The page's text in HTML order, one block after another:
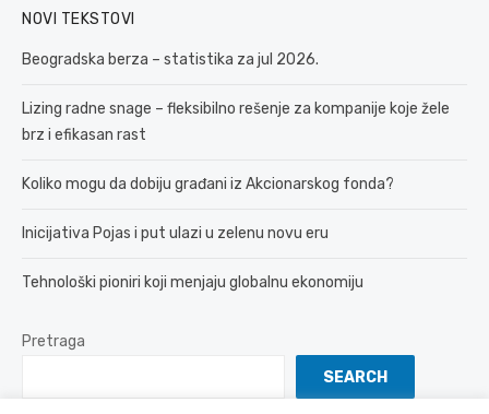
NOVI TEKSTOVI
Beogradska berza – statistika za jul 2026.
Lizing radne snage – fleksibilno rešenje za kompanije koje žele
brz i efikasan rast
Koliko mogu da dobiju građani iz Akcionarskog fonda?
Inicijativa Pojas i put ulazi u zelenu novu eru
Tehnološki pioniri koji menjaju globalnu ekonomiju
Pretraga
SEARCH